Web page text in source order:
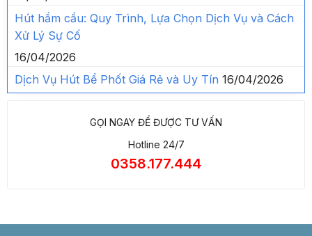
Hút hầm cầu: Quy Trình, Lựa Chọn Dịch Vụ và Cách
Xử Lý Sự Cố
16/04/2026
Dịch Vụ Hút Bể Phốt Giá Rẻ và Uy Tín 16/04/2026
GỌI NGAY ĐỂ ĐƯỢC TƯ VẤN
Hotline 24/7
0358.177.444